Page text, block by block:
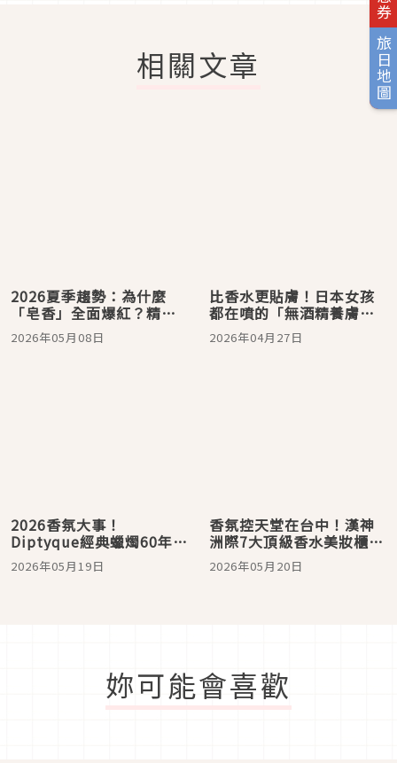
旅日地圖
相關文章
2026夏季趨勢：為什麼
「皂香」全面爆紅？精選
8 款日本女生激推「高級
偽體香」，第一名是曬過
2026年05月08日
比香水更貼膚！日本女孩
都在噴的「無酒精養膚香
氛」，夏日流汗不變味，
敏感肌必收藏
2026年04月27日
2026香氛大事！
Diptyque經典蠟燭60年首
改版：推「補充裝」、減
重10%，日本迷瘋傳「紫
2026年05月19日
香氛控天堂在台中！漢神
洲際7大頂級香水美妝櫃：
全台最大TRUDON、全台
首家GUCCI旗艦店進駐
2026年05月20日
妳可能會喜歡